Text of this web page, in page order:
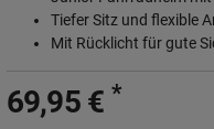
Tiefer Sitz und flexible
Mit Rücklicht für gute
69,95 € *